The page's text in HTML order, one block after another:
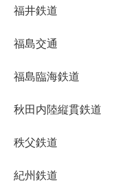
福井鉄道
福島交通
福島臨海鉄道
秋田内陸縦貫鉄道
秩父鉄道
紀州鉄道